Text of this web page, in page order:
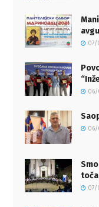
07/
06/
06/
07/